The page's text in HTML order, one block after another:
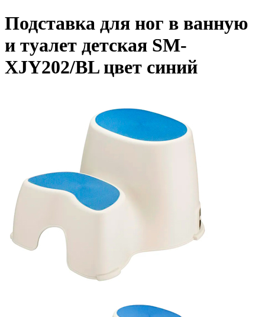
Подставка для ног в ванную
и туалет детская SM-
XJY202/BL цвет синий